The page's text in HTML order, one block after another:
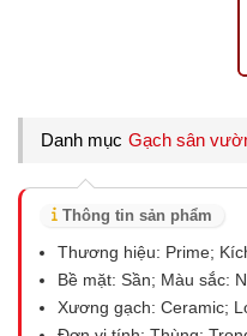
Danh mục Gạch sân
Thông tin sản phẩm
Thương hiệu: Prime;
Bề mặt: Sần; Màu sắc:
Xương gạch: Ceramic;